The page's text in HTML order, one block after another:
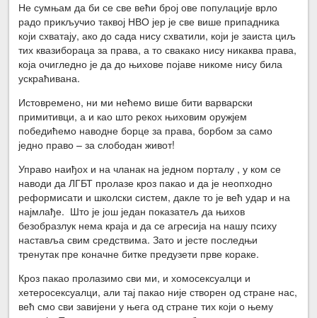
Не сумњам да би се све већи број ове популације врло
радо прикључио таквој НВО јер је све више припадника
који схватају, ако до сада нису схватили, који је заиста циљ
тих квазибораца за права, а то свакако нису никаква права,
која очигледно је да до њихове појаве никоме нису била
ускраћивана.
Истовремено, ни ми нећемо више бити варварски
примитивци, а и као што рекох њиховим оружјем
победићемо наводне борце за права, борбом за само
једно право – за слободан живот!
Управо наиђох и на чланак на једном порталу , у ком се
наводи да ЛГБТ пролазе кроз пакао и да је неопходно
реформисати и школски систем, дакле то је већ удар и на
најмлађе. Што је још један показатељ да њихов
безобразлук нема краја и да се агресија на нашу психу
наставља свим средствима. Зато и јесте последњи
тренутак пре коначне битке предузети прве кораке.
Кроз пакао пролазимо сви ми, и хомосексуалци и
хетеросексуалци, али тај пакао није створен од стране нас,
већ смо сви завијени у њега од стране тих који о њему